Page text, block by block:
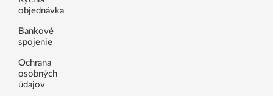
objednávka
Bankové
spojenie
Ochrana
osobných
údajov